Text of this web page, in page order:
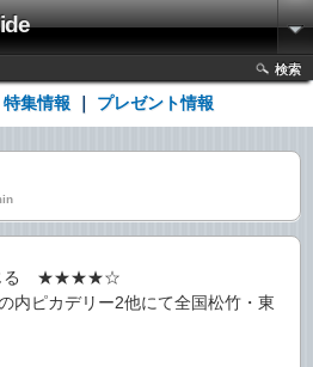
検索
特集情報 プレゼント情報
じる ★★★★☆
内ピカデリー2他にて全国松竹・東